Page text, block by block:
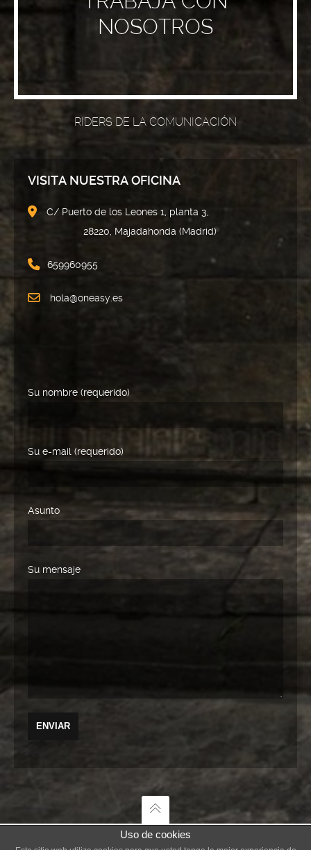
NOSOTROS
RIDERS DE LA COMUNICACIÓN
VISITA NUESTRA OFICINA
C/ Puerto de los Leones 1, planta 3,
28220, Majadahonda (Madrid)
659960955
hola@oneasy.es
Su nombre (requerido)
Su e-mail (requerido)
Asunto
Su mensaje
Uso de cookies